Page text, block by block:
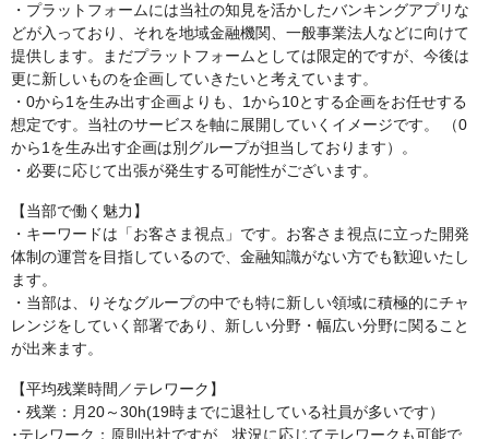
・プラットフォームには当社の知見を活かしたバンキングアプリな
どが入っており、それを地域金融機関、一般事業法人などに向けて
提供します。まだプラットフォームとしては限定的ですが、今後は
更に新しいものを企画していきたいと考えています。
・0から1を生み出す企画よりも、1から10とする企画をお任せする
想定です。当社のサービスを軸に展開していくイメージです。 （0
から1を生み出す企画は別グループが担当しております）。
・必要に応じて出張が発生する可能性がございます。
【当部で働く魅力】
・キーワードは「お客さま視点」です。お客さま視点に立った開発
体制の運営を目指しているので、金融知識がない方でも歓迎いたし
ます。
・当部は、りそなグループの中でも特に新しい領域に積極的にチャ
レンジをしていく部署であり、新しい分野・幅広い分野に関ること
が出来ます。
【平均残業時間／テレワーク】
・残業：月20～30h(19時までに退社している社員が多いです）
･テレワーク：原則出社ですが、状況に応じてテレワークも可能で